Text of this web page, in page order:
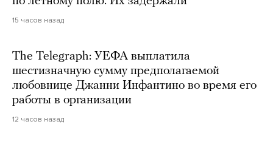
15 часов назад
The Telegraph: УЕФА выплатила
шестизначную сумму предполагаемой
любовнице Джанни Инфантино во время его
работы в организации
12 часов назад